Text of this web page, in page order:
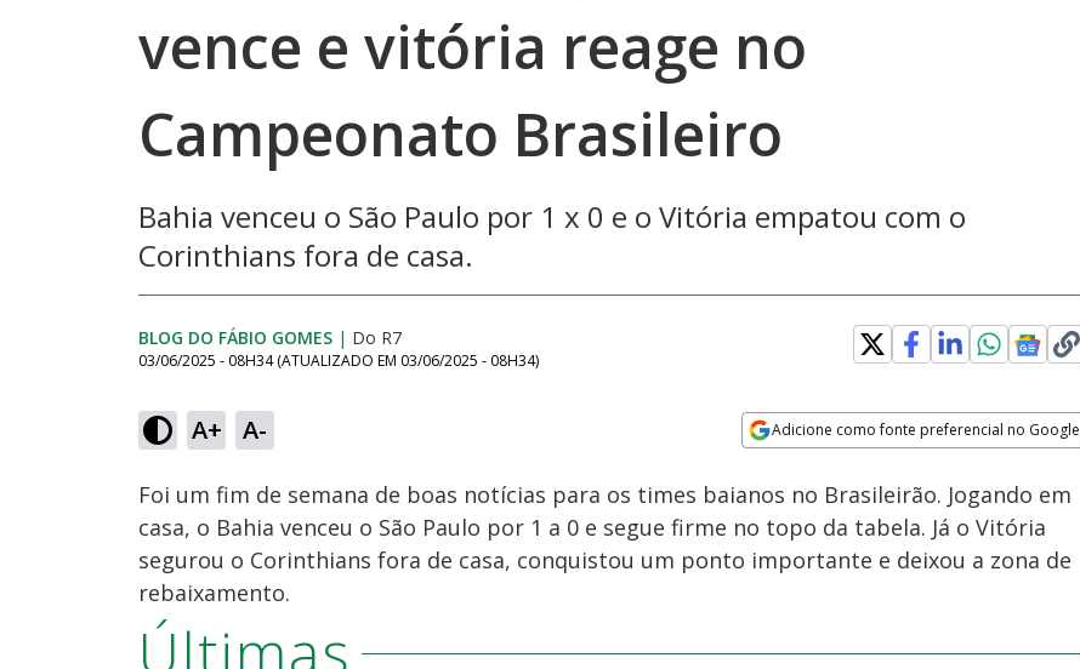
vence e vitória reage no
Campeonato Brasileiro
Bahia venceu o São Paulo por 1 x 0 e o Vitória empatou com o
Corinthians fora de casa.
BLOG DO FÁBIO GOMES | Do R7
03/06/2025 - 08H34 (ATUALIZADO EM 03/06/2025 - 08H34)
A+ A- Adicione como fonte preferencial no Google
Ativar
Som
Velocidade
Foi um fim de semana de boas notícias para os times baianos no Brasileirão. Jogando em
casa, o Bahia venceu o São Paulo por 1 a 0 e segue firme no topo da tabela. Já o Vitória
segurou o Corinthians fora de casa, conquistou um ponto importante e deixou a zona de
rebaixamento.
Últimas